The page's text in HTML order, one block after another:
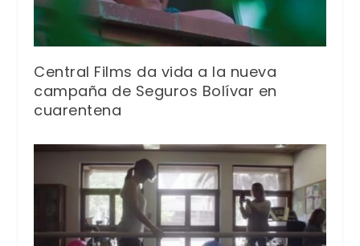
Central Films da vida a la nueva
campaña de Seguros Bolívar en
cuarentena